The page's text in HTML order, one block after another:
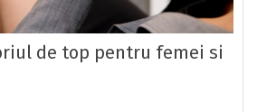
de top pentru femei si